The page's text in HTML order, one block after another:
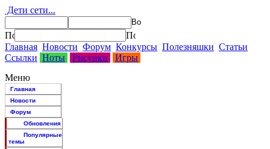
Дети сети...
Главная Новости Форум Конкурсы Полезняшки Статьи
Ссылки Ноты Рисунки
Игры
Меню
Главная
Новости
Форум
Обновления
Популярные
темы